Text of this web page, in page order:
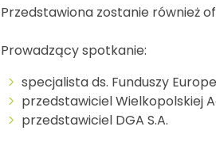
Przedstawiona zostanie również
Prowadzący spotkanie:
specjalista ds. Funduszy
przedstawiciel Wielkopolskiej
przedstawiciel DGA S.A.